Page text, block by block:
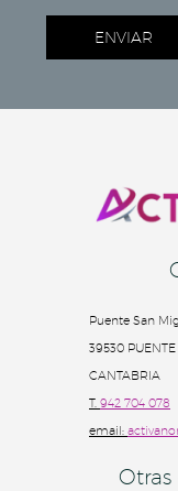
Puente San
39530
CANTABRIA
T. 942 704 078
email: